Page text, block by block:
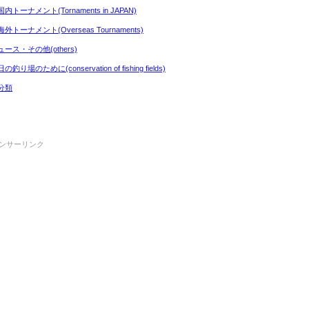
内トーナメント(Tornaments in JAPAN)
外トーナメント(Overseas Tournaments)
ース・その他(others)
の釣り場のために(conservation of fishing fields)
類
サーリンク